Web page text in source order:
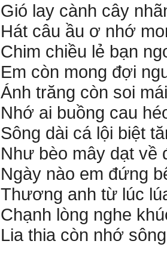
Gió lay cành cây
Hát câu ầu ơ nhớ
Chim chiều lẻ bạn
Em còn mong đợi
Ánh trăng còn soi
Nhớ ai buồng cau
Sông dài cá lội biệt
Như bèo mây dạt về
Ngày nào em đứng
Thương anh từ lúc
Chạnh lòng nghe
Lia thia còn nhớ